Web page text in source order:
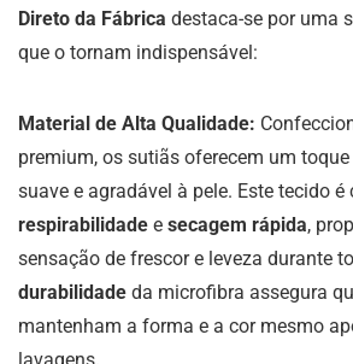
Direto da Fábrica destaca-se por uma
que o tornam indispensável:
Material de Alta Qualidade:
premium, os sutiãs oferecem um
suave e agradável à pele. Este tecido
respirabilidade e secagem rápida,
sensação de frescor e leveza durante
durabilidade da microfibra assegura
mantenham a forma e a cor mesmo